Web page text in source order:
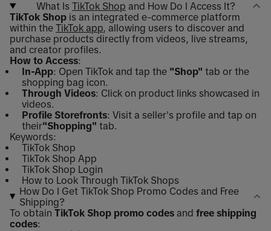
What Is TikTok Shop and How Do I Access It?
TikTok Shop is an integrated e-commerce platform
within the TikTok app, allowing users to discover and
purchase products directly from videos, live streams,
and creator profiles.
How to Access:
In-App: Open TikTok and tap the "Shop" tab or the
shopping bag icon.
Through Videos: Click on product links showcased in
videos.
Profile Storefronts: Visit a seller's profile and tap on
their"Shopping" tab.
Keywords:
TikTok Shop
TikTok Shop App
TikTok Shop Login
How to Look Through TikTok Shops
How Do I Get TikTok Shop Promo Codes and Free
Shipping?
To obtain TikTok Shop promo codes and free shipping
codes: